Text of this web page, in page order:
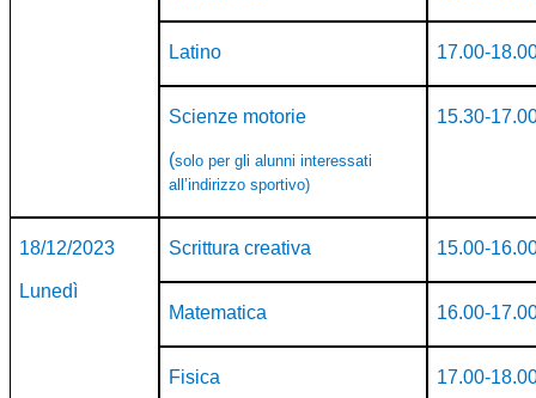
Latino 17.00-
Scienze motorie
(solo per gli alunni interessati
all’indirizzo sportivo)
15.30-
18/12/2023
Lunedì
Scrittura creativa 15.00-
Matematica 16.00-
Fisica 17.00-